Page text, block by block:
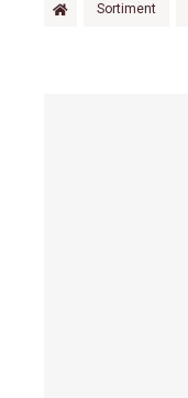
Sortiment